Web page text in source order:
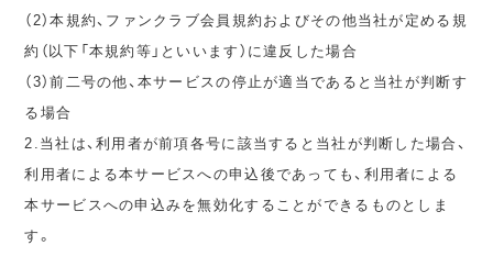
（2）本規約、ファンクラブ会員規約およびその他当社が定める規
約（以下「本規約等」といいます）に違反した場合
（3）前二号の他、本サービスの停止が適当であると当社が判断す
る場合
2.当社は、利用者が前項各号に該当すると当社が判断した場合、
利用者による本サービスへの申込後であっても、利用者による
本サービスへの申込みを無効化することができるものとしま
す。